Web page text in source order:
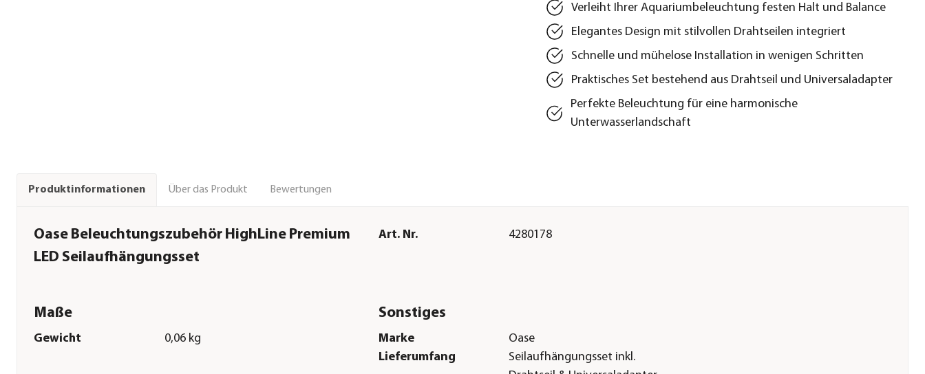
Verleiht Ihrer Aquariumbeleuchtung festen Halt und Balance
Elegantes Design mit stilvollen Drahtseilen integriert
Schnelle und mühelose Installation in wenigen Schritten
Praktisches Set bestehend aus Drahtseil und Universaladapter
Perfekte Beleuchtung für eine harmonische
Unterwasserlandschaft
Produktinformationen Über das Produkt Bewertungen
Oase Beleuchtungszubehör HighLine Premium
LED Seilaufhängungsset
Art. Nr. 4280178
Maße
Gewicht 0,06 kg
Sonstiges
Marke
Oase
Lieferumfang
Seilaufhängungsset inkl.